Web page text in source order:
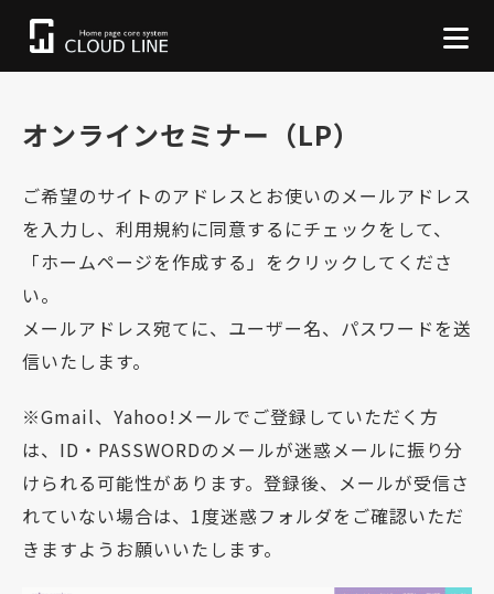
オンラインセミナー（LP）
ご希望のサイトのアドレスとお使いのメールアドレス
を入力し、利用規約に同意するにチェックをして、
「ホームページを作成する」をクリックしてくださ
い。
メールアドレス宛てに、ユーザー名、パスワードを送
信いたします。
※Gmail、Yahoo!メールでご登録していただく方
は、ID・PASSWORDのメールが迷惑メールに振り分
けられる可能性があります。登録後、メールが受信さ
れていない場合は、1度迷惑フォルダをご確認いただ
きますようお願いいたします。